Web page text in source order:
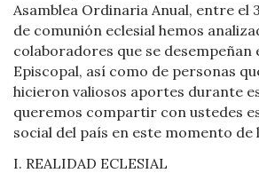
Asamblea Ordinaria Anual, entre el
de comunión eclesial hemos
colaboradores que se
Episcopal, así como de personas
hicieron valiosos aportes durante
queremos compartir con ustedes
social del país en este momento de
I. REALIDAD ECLESIAL